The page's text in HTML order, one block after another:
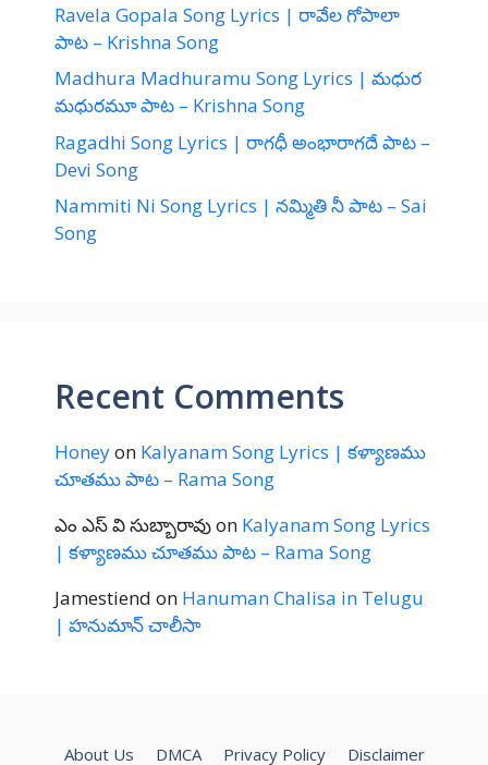
Ravela Gopala Song Lyrics | రావేల గోపాలా
పాట – Krishna Song
Madhura Madhuramu Song Lyrics | మధుర
మధురమూ పాట – Krishna Song
Ragadhi Song Lyrics | రాగధీ అంభారాగదే పాట –
Devi Song
Nammiti Ni Song Lyrics | నమ్మితి నీ పాట – Sai
Song
Recent Comments
Honeyon Kalyanam Song Lyrics | కళ్యాణము
చూతము పాట – Rama Song
ఎం ఎస్ వి సుబ్బారావుon Kalyanam Song Lyrics
| కళ్యాణము చూతము పాట – Rama Song
Jamestiend on Hanuman Chalisa in Telugu
| హనుమాన్ చాలీసా
About Us DMCA Privacy Policy Disclaimer